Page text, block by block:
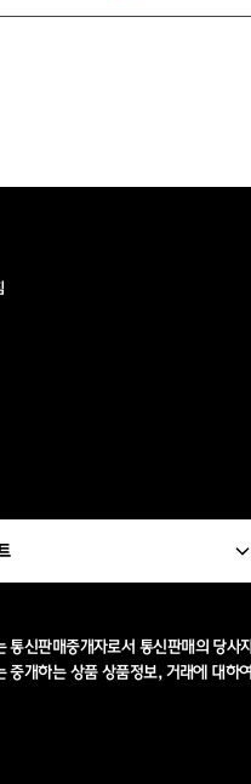
통신판매중개자로서 통신판매의 당사
중개하는 상품 상품정보, 거래에 대하